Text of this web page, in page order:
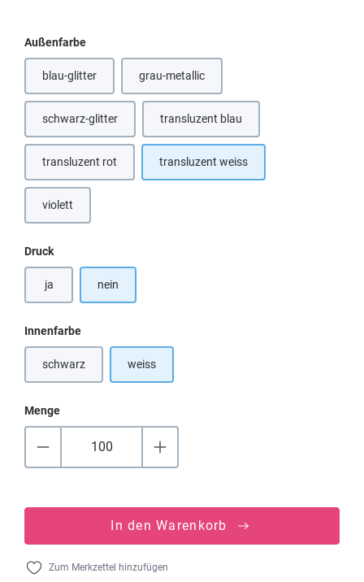
Außenfarbeauswählen
blau-glitter grau-metallic(Diese Option ist zurzeit nicht verfügbar.)
schwarz-glitter(Diese Option ist zurzeit nicht verfügbar.)
transluzent blau
transluzent rot transluzent weiss
violett
Druckauswählen
ja nein
Innenfarbeauswählen
schwarz(Diese Option ist zurzeit nicht verfügbar.)
weiss
Menge
In den Warenkorb
Zum Merkzettel hinzufügen